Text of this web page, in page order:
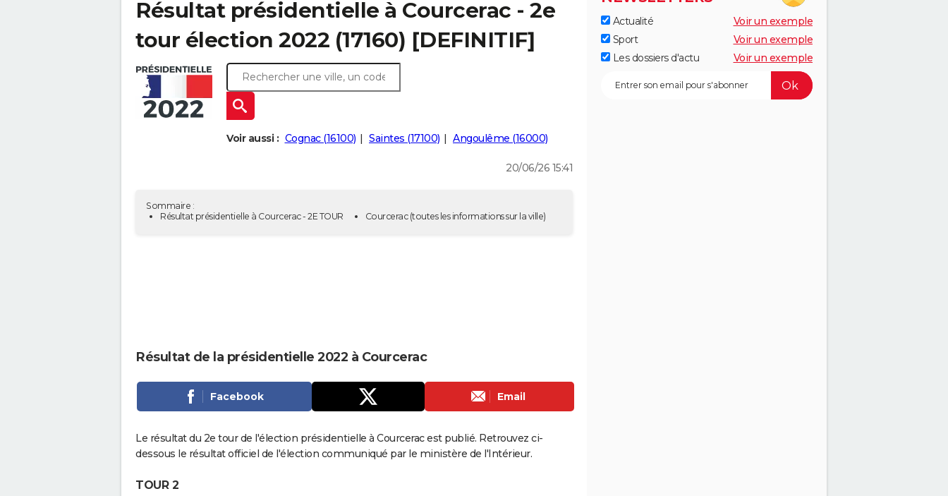
Résultat présidentielle à Courcerac - 2e
tour élection 2022 (17160) [DEFINITIF]
Voir aussi : Cognac (16100) Saintes (17100) Angoulême (16000)
20/06/26 15:41
Sommaire :
Résultat présidentielle à Courcerac - 2E TOUR
Courcerac(toutes les informations sur la ville)
Résultat de la présidentielle 2022 à Courcerac
Facebook Email
Le résultat du 2e tour de l'élection présidentielle à Courcerac est publié. Retrouvez ci-
dessous le résultat officiel de l'élection communiqué par le ministère de l'Intérieur.
TOUR 2
Actualité
Voir un exemple
Sport
Voir un exemple
Les dossiers d'actu
Voir un exemple